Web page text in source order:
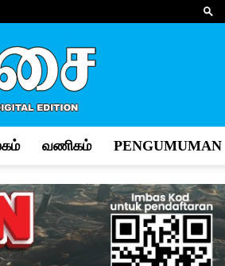
வணிகம் PENGUMUMAN